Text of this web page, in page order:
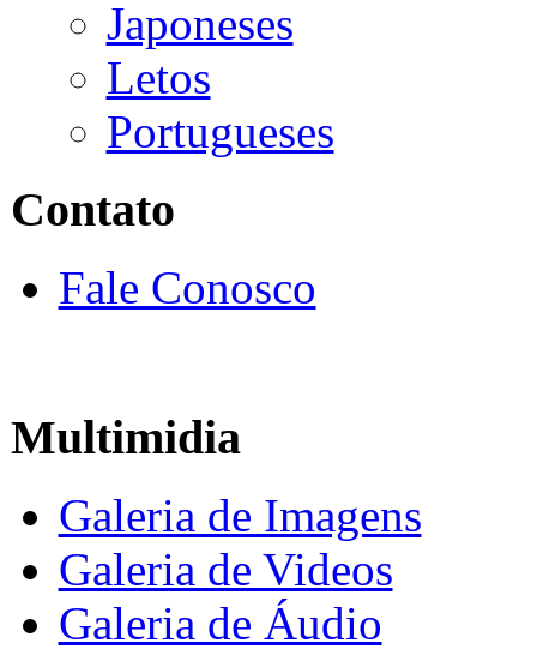
Japoneses
Letos
Portugueses
Contato
Fale Conosco
Multimidia
Galeria de Imagens
Galeria de Videos
Galeria de Áudio